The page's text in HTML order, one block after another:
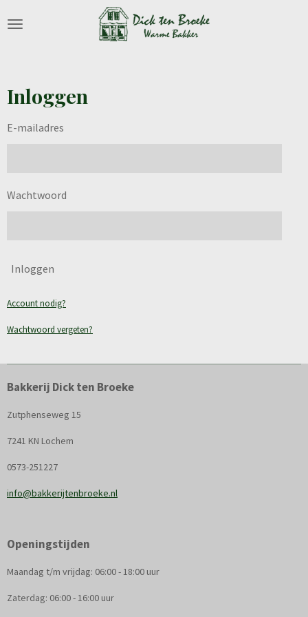
direct
Inloggen
E-mailadres
Wachtwoord
Inloggen
Account nodig?
Wachtwoord vergeten?
Bakkerij Dick ten Broeke
Zutphenseweg 15
7241 KN Lochem
0573-251227
info@bakkerijtenbroeke.nl
Openingstijden
Maandag t/m vrijdag: 06:00 - 18:00 uur
Zaterdag: 06:00 - 16:00 uur